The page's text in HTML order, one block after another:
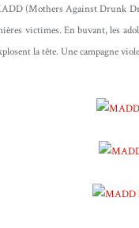
(Mothers Against Drunk
victimes. En buvant, les
la tête. Une campagne